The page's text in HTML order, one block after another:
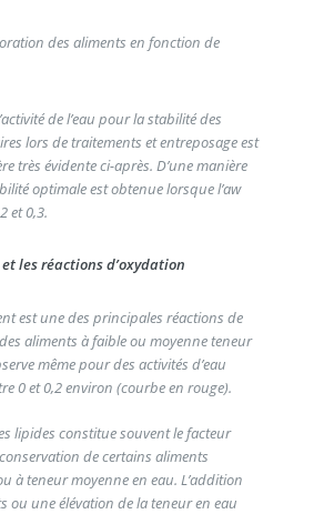
des aliments en fonction de
de l’eau pour la stabilité des
lors de traitements et entreposage est
très évidente ci-après. D’une manière
optimale est obtenue lorsque l’aw
et 0,3.
les réactions d’oxydation
est une des principales réactions de
aliments à faible ou moyenne teneur
même pour des activités d’eau
0 et 0,2 environ (courbe en rouge).
lipides constitue souvent le facteur
de certains aliments
à teneur moyenne en eau. L’addition
ou une élévation de la teneur en eau